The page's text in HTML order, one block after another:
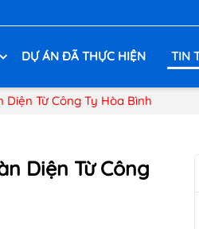
DỰ ÁN ĐÃ THỰC HIỆN TIN
Diện Từ Công Ty Hòa Bình
Diện Từ Công